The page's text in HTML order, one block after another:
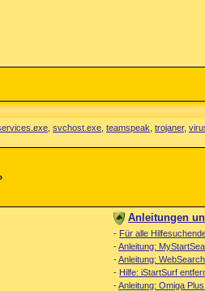
svchost.exe teamspeak trojaner,
Anleitungen
- Für alle
-Anleitung:
-Anleitung:
- Hilfe: iStartSurf
-Anleitung: Omiga